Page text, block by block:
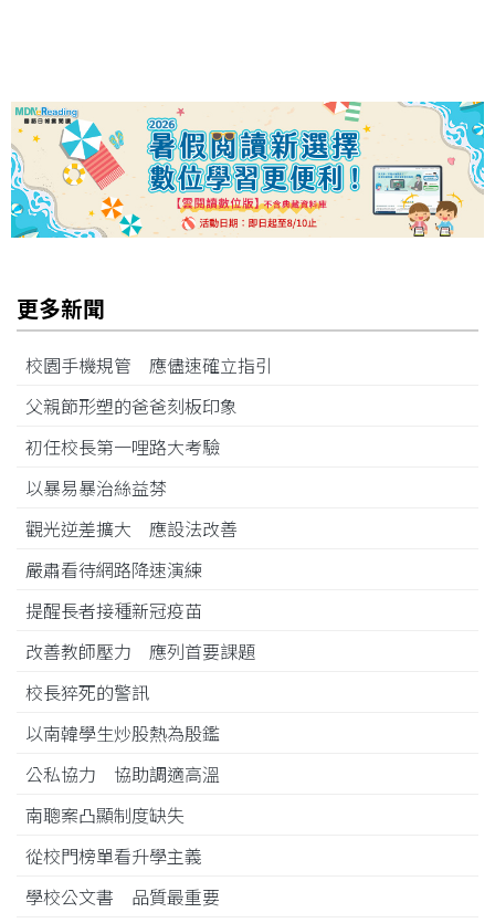
更多新聞
校園手機規管 應儘速確立指引
父親節形塑的爸爸刻板印象
初任校長第一哩路大考驗
以暴易暴治絲益棼
觀光逆差擴大 應設法改善
嚴肅看待網路降速演練
提醒長者接種新冠疫苗
改善教師壓力 應列首要課題
校長猝死的警訊
以南韓學生炒股熱為殷鑑
公私協力 協助調適高溫
南聰案凸顯制度缺失
從校門榜單看升學主義
學校公文書 品質最重要